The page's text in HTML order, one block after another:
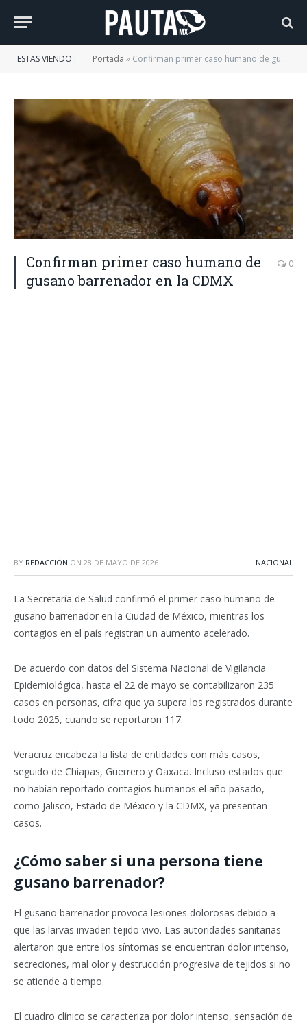
ESTAS VIENDO : Portada » Confirman primer caso humano de gusano barrenador en la CDMX
Confirman primer caso humano de
gusano barrenador en la CDMX
0
BY REDACCIÓN ON 28 DE MAYO DE 2026 NACIONAL
La Secretaría de Salud confirmó el primer caso humano de
gusano barrenador en la Ciudad de México, mientras los
contagios en el país registran un aumento acelerado.
De acuerdo con datos del Sistema Nacional de Vigilancia
Epidemiológica, hasta el 22 de mayo se contabilizaron 235
casos en personas, cifra que ya supera los registrados durante
todo 2025, cuando se reportaron 117.
Veracruz encabeza la lista de entidades con más casos,
seguido de Chiapas, Guerrero y Oaxaca. Incluso estados que
no habían reportado contagios humanos el año pasado,
como Jalisco, Estado de México y la CDMX, ya presentan
casos.
¿Cómo saber si una persona tiene
gusano barrenador?
El gusano barrenador provoca lesiones dolorosas debido a
que las larvas invaden tejido vivo. Las autoridades sanitarias
alertaron que entre los síntomas se encuentran dolor intenso,
secreciones, mal olor y destrucción progresiva de tejidos si no
se atiende a tiempo.
El cuadro clínico se caracteriza por dolor intenso, sensación de